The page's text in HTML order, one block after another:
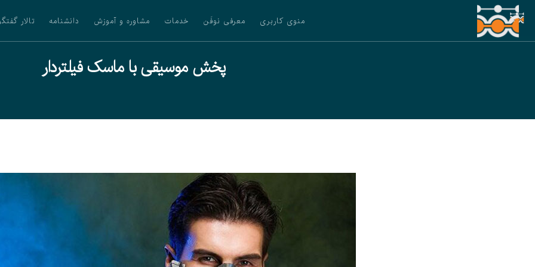
منوی کاربری معرفی نوفَن خدمات مشاوره و آموزش دانشنامه تالار
پخش موسیقی با ماسک فیلتردار